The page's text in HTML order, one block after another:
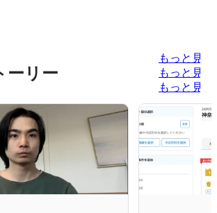
ーリー
もっと見る
もっと見る
もっと見る